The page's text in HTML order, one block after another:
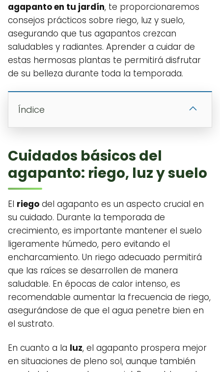
agapanto en tu jardín, te proporcionaremos
consejos prácticos sobre riego, luz y suelo,
asegurando que tus agapantos crezcan
saludables y radiantes. Aprender a cuidar de
estas hermosas plantas te permitirá disfrutar
de su belleza durante toda la temporada.
Índice
Cuidados básicos del
agapanto: riego, luz y suelo
El riego del agapanto es un aspecto crucial en
su cuidado. Durante la temporada de
crecimiento, es importante mantener el suelo
ligeramente húmedo, pero evitando el
encharcamiento. Un riego adecuado permitirá
que las raíces se desarrollen de manera
saludable. En épocas de calor intenso, es
recomendable aumentar la frecuencia de riego,
asegurándose de que el agua penetre bien en
el sustrato.
En cuanto a la luz, el agapanto prospera mejor
en situaciones de pleno sol, aunque también